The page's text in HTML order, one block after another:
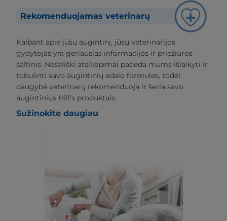
Rekomenduojamas veterinarų
Kalbant apie jūsų augintinį, jūsų veterinarijos
gydytojas yra geriausias informacijos ir priežiūros
šaltinis. Nešališki atsiliepimai padeda mums išlaikyti ir
tobulinti savo augintinių ėdalo formules, todėl
daugybė veterinarų rekomenduoja ir šeria savo
augintinius Hill's produktais.
Sužinokite daugiau